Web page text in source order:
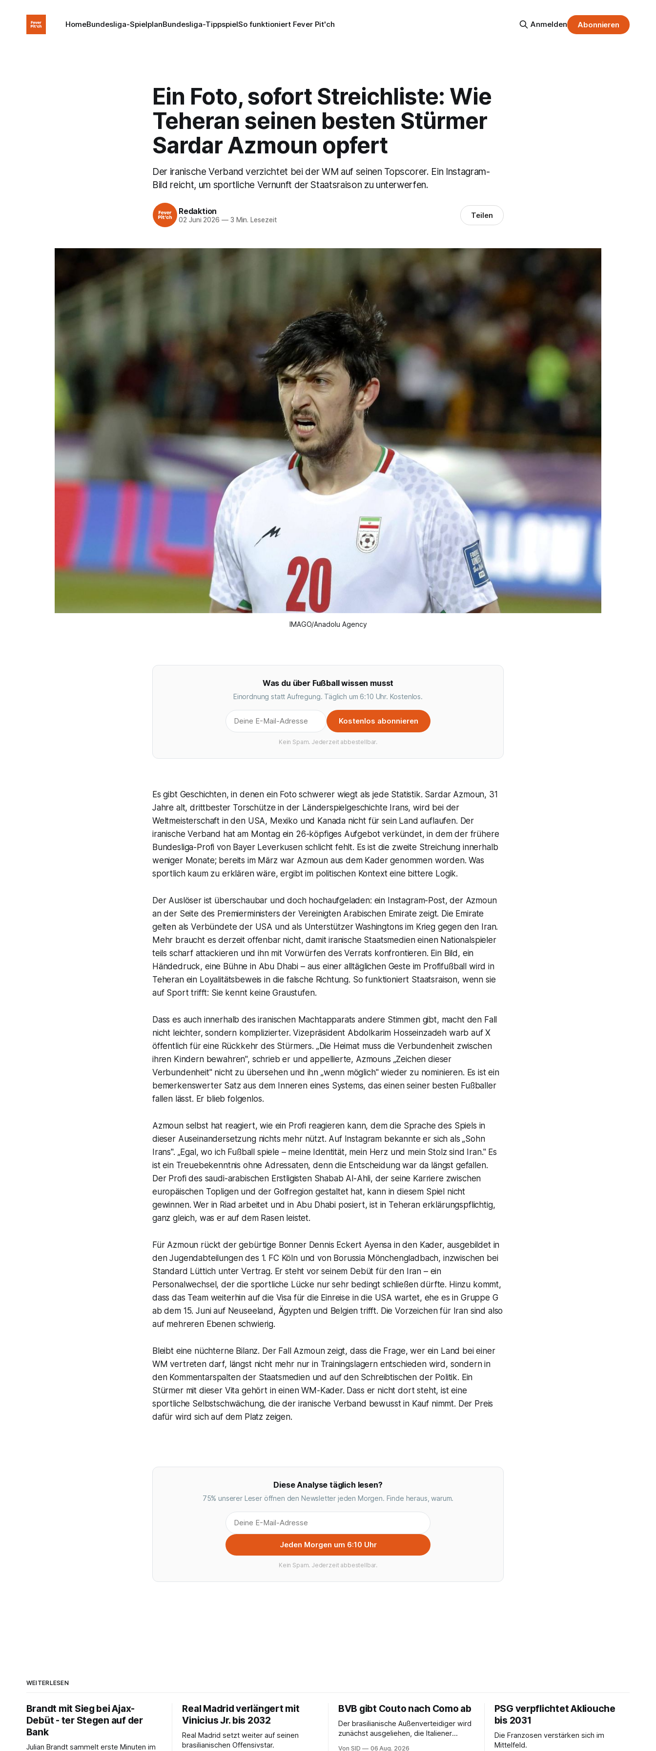
HomeBundesliga-SpielplanBundesliga-TippspielSo funktioniert Fever Pit'ch Anmelden Abonnieren
Ein Foto, sofort Streichliste: Wie
Teheran seinen besten Stürmer
Sardar Azmoun opfert
Der iranische Verband verzichtet bei der WM auf seinen Topscorer. Ein Instagram-
Bild reicht, um sportliche Vernunft der Staatsraison zu unterwerfen.
Redaktion
02 Juni 2026 —3 Min. Lesezeit Teilen
IMAGO/Anadolu Agency
Was du über Fußball wissen musst
Einordnung statt Aufregung. Täglich um 6:10 Uhr. Kostenlos.
Kostenlos abonnieren
Kein Spam. Jederzeit abbestellbar.
Es gibt Geschichten, in denen ein Foto schwerer wiegt als jede Statistik. Sardar Azmoun, 31
Jahre alt, drittbester Torschütze in der Länderspielgeschichte Irans, wird bei der
Weltmeisterschaft in den USA, Mexiko und Kanada nicht für sein Land auflaufen. Der
iranische Verband hat am Montag ein 26-köpfiges Aufgebot verkündet, in dem der frühere
Bundesliga-Profi von Bayer Leverkusen schlicht fehlt. Es ist die zweite Streichung innerhalb
weniger Monate; bereits im März war Azmoun aus dem Kader genommen worden. Was
sportlich kaum zu erklären wäre, ergibt im politischen Kontext eine bittere Logik.
Der Auslöser ist überschaubar und doch hochaufgeladen: ein Instagram-Post, der Azmoun
an der Seite des Premierministers der Vereinigten Arabischen Emirate zeigt. Die Emirate
gelten als Verbündete der USA und als Unterstützer Washingtons im Krieg gegen den Iran.
Mehr braucht es derzeit offenbar nicht, damit iranische Staatsmedien einen Nationalspieler
teils scharf attackieren und ihn mit Vorwürfen des Verrats konfrontieren. Ein Bild, ein
Händedruck, eine Bühne in Abu Dhabi – aus einer alltäglichen Geste im Profifußball wird in
Teheran ein Loyalitätsbeweis in die falsche Richtung. So funktioniert Staatsraison, wenn sie
auf Sport trifft: Sie kennt keine Graustufen.
Dass es auch innerhalb des iranischen Machtapparats andere Stimmen gibt, macht den Fall
nicht leichter, sondern komplizierter. Vizepräsident Abdolkarim Hosseinzadeh warb auf X
öffentlich für eine Rückkehr des Stürmers. „Die Heimat muss die Verbundenheit zwischen
ihren Kindern bewahren", schrieb er und appellierte, Azmouns „Zeichen dieser
Verbundenheit" nicht zu übersehen und ihn „wenn möglich" wieder zu nominieren. Es ist ein
bemerkenswerter Satz aus dem Inneren eines Systems, das einen seiner besten Fußballer
fallen lässt. Er blieb folgenlos.
Azmoun selbst hat reagiert, wie ein Profi reagieren kann, dem die Sprache des Spiels in
dieser Auseinandersetzung nichts mehr nützt. Auf Instagram bekannte er sich als „Sohn
Irans". „Egal, wo ich Fußball spiele – meine Identität, mein Herz und mein Stolz sind Iran." Es
ist ein Treuebekenntnis ohne Adressaten, denn die Entscheidung war da längst gefallen.
Der Profi des saudi-arabischen Erstligisten Shabab Al-Ahli, der seine Karriere zwischen
europäischen Topligen und der Golfregion gestaltet hat, kann in diesem Spiel nicht
gewinnen. Wer in Riad arbeitet und in Abu Dhabi posiert, ist in Teheran erklärungspflichtig,
ganz gleich, was er auf dem Rasen leistet.
Für Azmoun rückt der gebürtige Bonner Dennis Eckert Ayensa in den Kader, ausgebildet in
den Jugendabteilungen des 1. FC Köln und von Borussia Mönchengladbach, inzwischen bei
Standard Lüttich unter Vertrag. Er steht vor seinem Debüt für den Iran – ein
Personalwechsel, der die sportliche Lücke nur sehr bedingt schließen dürfte. Hinzu kommt,
dass das Team weiterhin auf die Visa für die Einreise in die USA wartet, ehe es in Gruppe G
ab dem 15. Juni auf Neuseeland, Ägypten und Belgien trifft. Die Vorzeichen für Iran sind also
auf mehreren Ebenen schwierig.
Bleibt eine nüchterne Bilanz. Der Fall Azmoun zeigt, dass die Frage, wer ein Land bei einer
WM vertreten darf, längst nicht mehr nur in Trainingslagern entschieden wird, sondern in
den Kommentarspalten der Staatsmedien und auf den Schreibtischen der Politik. Ein
Stürmer mit dieser Vita gehört in einen WM-Kader. Dass er nicht dort steht, ist eine
sportliche Selbstschwächung, die der iranische Verband bewusst in Kauf nimmt. Der Preis
dafür wird sich auf dem Platz zeigen.
Diese Analyse täglich lesen?
75% unserer Leser öffnen den Newsletter jeden Morgen. Finde heraus, warum.
Jeden Morgen um 6:10 Uhr
Kein Spam. Jederzeit abbestellbar.
WEITERLESEN
Brandt mit Sieg bei Ajax-
Debüt - ter Stegen auf der
Bank
Julian Brandt sammelt erste Minuten im
Real Madrid verlängert mit
Vinicius Jr. bis 2032
Real Madrid setzt weiter auf seinen
brasilianischen Offensivstar.
BVB gibt Couto nach Como ab
Der brasilianische Außenverteidiger wird
zunächst ausgeliehen, die Italiener
Von SID 06 Aug. 2026
PSG verpflichtet Akliouche
bis 2031
Die Franzosen verstärken sich im
Mittelfeld.